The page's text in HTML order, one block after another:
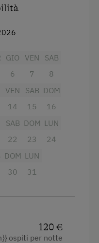
TV a colori con
piastre
GIO
6
VEN
7
SAB
8
VEN
14
SAB
15
DOM
16
SAB
22
DOM
23
LUN
24
DOM
30
LUN
31
120 €
ospiti per notte